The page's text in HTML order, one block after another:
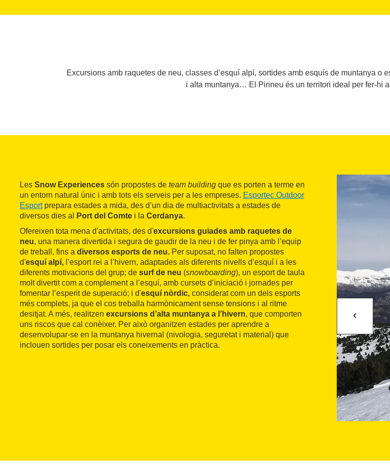
Excursions amb raquetes de neu, classes d’esquí alpí, sortides amb esquís de muntanya
i alta muntanya… El Pirineu és un territori ideal per fer-hi
Les Snow Experiences són propostes de team building que es porten a terme en
un entorn natural únic i amb tots els serveis per a les empreses. Esportec Outdoor
Esportprepara estades a mida, des d’un dia de multiactivitats a estades de
diversos dies al
Port del Comte i la Cerdanya.
Ofereixen tota mena d'activitats, des d'excursions guiades amb raquetes de
neu, una manera divertida i segura de gaudir de la neu i de fer pinya amb l’equip
de treball, fins a diversos esports de neu. Per suposat, no falten propostes
d'esquí alpí, l’esport rei a l’hivern, adaptades als diferents nivells d’esquí i a les
diferents motivacions del grup; de surf de neu (snowboarding), un esport de taula
molt divertit com a complement a l’esquí, amb cursets d’iniciació i jornades per
fomentar l’esperit de superació; i d'esquí nòrdic, considerat com un dels esports
més complets, ja que el cos treballa harmònicament sense tensions i al ritme
desitjat. A més, realitzen excursions d’alta muntanya a l’hivern, que comporten
uns riscos que cal conèixer. Per això organitzen estades per aprendre a
desenvolupar-se en la muntanya hivernal (nivologia, seguretat i material) que
inclouen sortides per posar els coneixements en pràctica.